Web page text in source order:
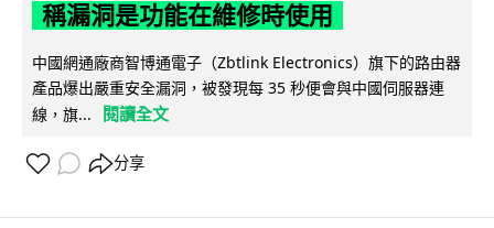
稱漏洞是功能在維修時使用
中國網通廠商智博通電子（Zbtlink Electronics）旗下的路由器
產品爆出嚴重安全漏洞，被發現每 35 秒便會與中國伺服器連
線，旗...
閱讀全文
分享